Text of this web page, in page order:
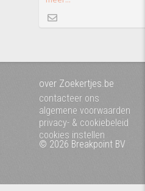
over Zoekertjes.be
contacteer ons
algemene voorwaarden
privacy- & cookiebeleid
cookies instellen
© 2026 Breakpoint BV